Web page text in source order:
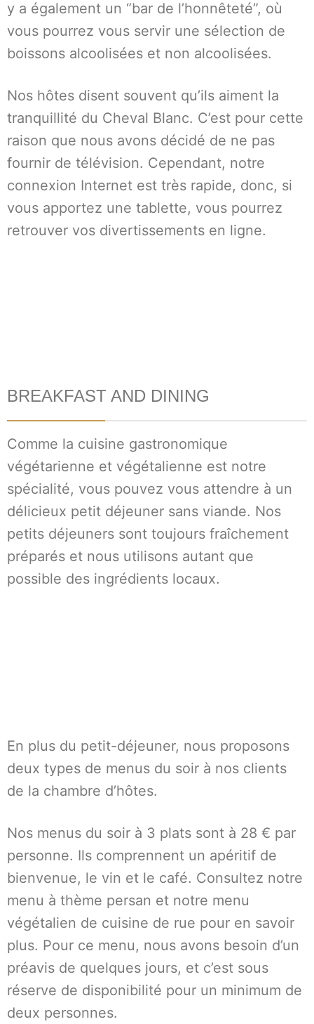
y a également un “bar de l’honnêteté”, où
vous pourrez vous servir une sélection de
boissons alcoolisées et non alcoolisées.
Nos hôtes disent souvent qu’ils aiment la
tranquillité du Cheval Blanc. C’est pour cette
raison que nous avons décidé de ne pas
fournir de télévision. Cependant, notre
connexion Internet est très rapide, donc, si
vous apportez une tablette, vous pourrez
retrouver vos divertissements en ligne.
BREAKFAST AND DINING
Comme la cuisine gastronomique
végétarienne et végétalienne est notre
spécialité, vous pouvez vous attendre à un
délicieux petit déjeuner sans viande. Nos
petits déjeuners sont toujours fraîchement
préparés et nous utilisons autant que
possible des ingrédients locaux.
En plus du petit-déjeuner, nous proposons
deux types de menus du soir à nos clients
de la chambre d’hôtes.
Nos menus du soir à 3 plats sont à 28 € par
personne. Ils comprennent un apéritif de
bienvenue, le vin et le café. Consultez notre
menu à thème persan et notre menu
végétalien de cuisine de rue pour en savoir
plus. Pour ce menu, nous avons besoin d’un
préavis de quelques jours, et c’est sous
réserve de disponibilité pour un minimum de
deux personnes.